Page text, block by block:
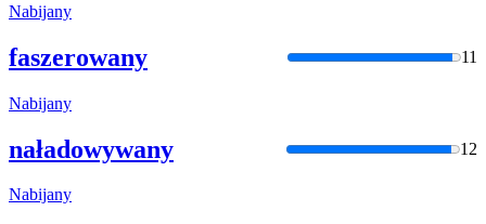
Nabijany
faszerowany 11
Nabijany
naładowywany 12
Nabijany